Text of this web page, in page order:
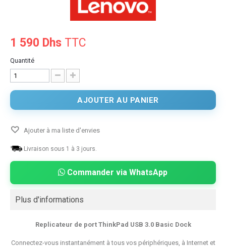
1 590 Dhs TTC
Quantité
AJOUTER AU PANIER
Ajouter à ma liste d'envies
Livraison sous 1 à 3 jours.
Commander via WhatsApp
Plus d'informations
Replicateur de port ThinkPad USB 3.0 Basic Dock
Connectez-vous instantanément à tous vos périphériques, à Internet et